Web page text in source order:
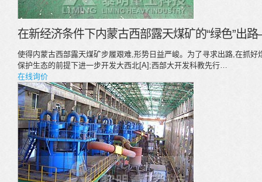
在新经济条件下内蒙古西部露天煤矿的“绿色”出
使得内蒙古西部露天煤矿步履艰难,形势日益严峻。为了寻求出路,在抓
保护生态的前提下进一步开发大西北[A];西部大开发科教先行…
在线询价